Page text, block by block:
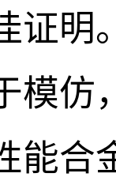
证明
模仿
能合